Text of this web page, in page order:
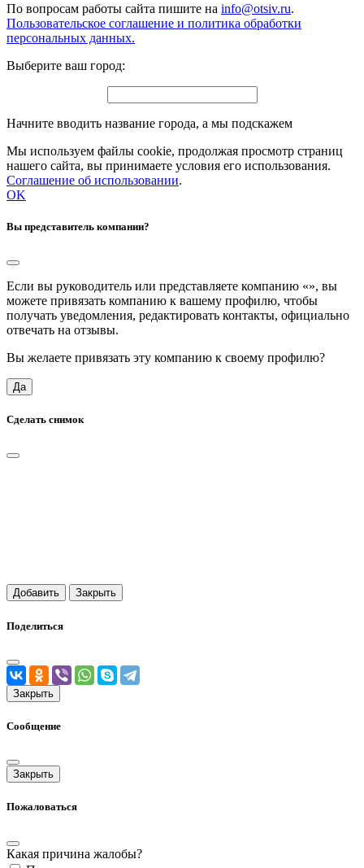
По вопросам работы сайта пишите на info@otsiv.ru.
Пользовательское соглашение и политика обработки
персональных данных.
Выберите ваш город:
Начните вводить название города, а мы подскажем
Мы используем файлы cookie, продолжая просмотр страниц
нашего сайта, вы принимаете условия его использования.
Соглашение об использовании.
OK
Вы представитель компании?
Если вы руководитель или представляете компанию «», вы
можете привязать компанию к вашему профилю, чтобы
получать уведомления, редактировать контакты, официально
отвечать на отзывы.
Вы желаете привязать эту компанию к своему профилю?
Да
Сделать снимок
Добавить Закрыть
Поделиться
Закрыть
Сообщение
Закрыть
Пожаловаться
Какая причина жалобы?